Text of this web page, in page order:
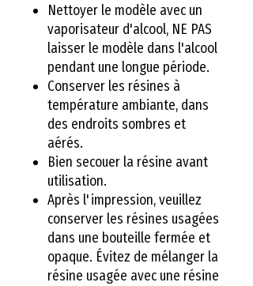
Nettoyer le modèle avec un
vaporisateur d'alcool, NE PAS
laisser le modèle dans l'alcool
pendant une longue période.
Conserver les résines à
température ambiante, dans
des endroits sombres et
aérés.
Bien secouer la résine avant
utilisation.
Après l'impression, veuillez
conserver les résines usagées
dans une bouteille fermée et
opaque. Évitez de mélanger la
résine usagée avec une résine